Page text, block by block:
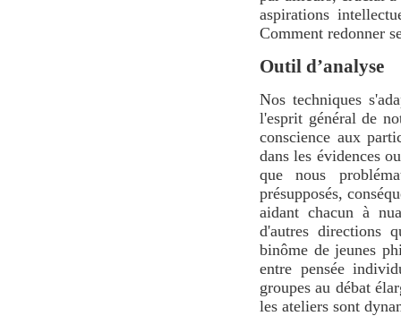
aspirations
Comment redonner
Outil d’analyse
Nos techniques
l'esprit général de
conscience aux
dans les évidences
que nous
présupposés,
aidant chacun à
d'autres directions
binôme de jeunes
entre pensée
groupes au débat
les ateliers sont